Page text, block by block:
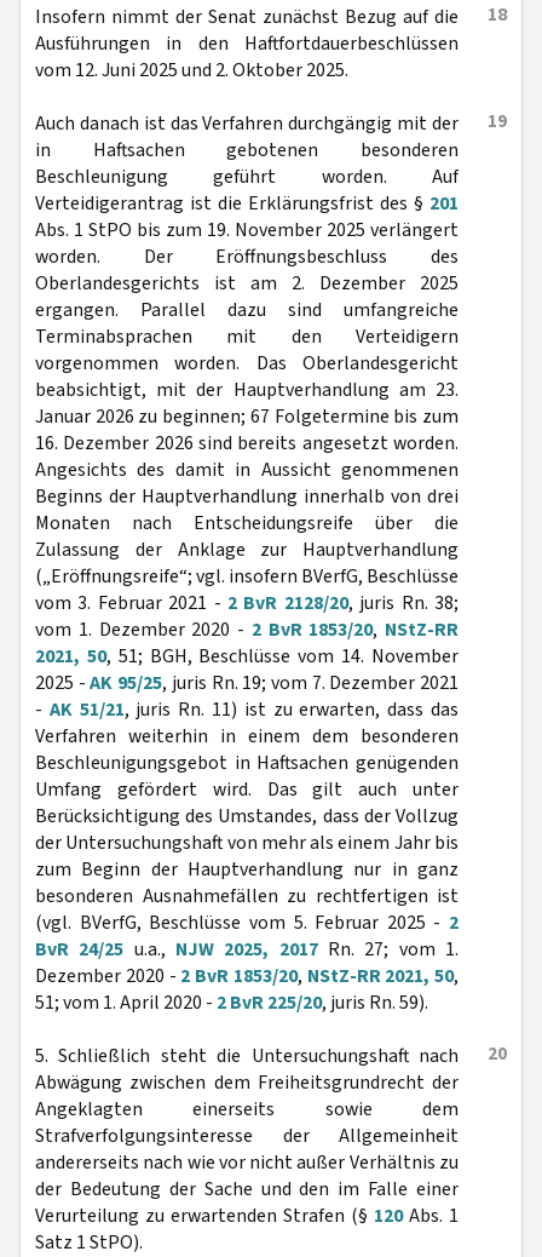
18
Insofern nimmt der Senat zunächst Bezug auf die
Ausführungen in den Haftfortdauerbeschlüssen
vom 12. Juni 2025 und 2. Oktober 2025.
19
Auch danach ist das Verfahren durchgängig mit der
in Haftsachen gebotenen besonderen
Beschleunigung geführt worden. Auf
Verteidigerantrag ist die Erklärungsfrist des § 201
Abs. 1 StPO bis zum 19. November 2025 verlängert
worden. Der Eröffnungsbeschluss des
Oberlandesgerichts ist am 2. Dezember 2025
ergangen. Parallel dazu sind umfangreiche
Terminabsprachen mit den Verteidigern
vorgenommen worden. Das Oberlandesgericht
beabsichtigt, mit der Hauptverhandlung am 23.
Januar 2026 zu beginnen; 67 Folgetermine bis zum
16. Dezember 2026 sind bereits angesetzt worden.
Angesichts des damit in Aussicht genommenen
Beginns der Hauptverhandlung innerhalb von drei
Monaten nach Entscheidungsreife über die
Zulassung der Anklage zur Hauptverhandlung
(„Eröffnungsreife“; vgl. insofern BVerfG, Beschlüsse
vom 3. Februar 2021 - 2 BvR 2128/20, juris Rn. 38;
vom 1. Dezember 2020 - 2 BvR 1853/20, NStZ-RR
2021, 50, 51; BGH, Beschlüsse vom 14. November
2025 -AK 95/25, juris Rn. 19; vom 7. Dezember 2021
- AK 51/21, juris Rn. 11) ist zu erwarten, dass das
Verfahren weiterhin in einem dem besonderen
Beschleunigungsgebot in Haftsachen genügenden
Umfang gefördert wird. Das gilt auch unter
Berücksichtigung des Umstandes, dass der Vollzug
der Untersuchungshaft von mehr als einem Jahr bis
zum Beginn der Hauptverhandlung nur in ganz
besonderen Ausnahmefällen zu rechtfertigen ist
(vgl. BVerfG, Beschlüsse vom 5. Februar 2025 - 2
BvR 24/25 u.a., NJW 2025, 2017Rn. 27; vom 1.
Dezember 2020 - 2 BvR 1853/20, NStZ-RR 2021, 50,
51; vom 1. April 2020 - 2 BvR 225/20, juris Rn. 59).
20
5. Schließlich steht die Untersuchungshaft nach
Abwägung zwischen dem Freiheitsgrundrecht der
Angeklagten einerseits sowie dem
Strafverfolgungsinteresse der Allgemeinheit
andererseits nach wie vor nicht außer Verhältnis zu
der Bedeutung der Sache und den im Falle einer
Verurteilung zu erwartenden Strafen (§ 120Abs. 1
Satz 1 StPO).